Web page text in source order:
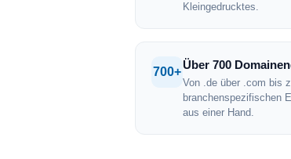
Kleingedrucktes.
700+
Über 700
Von .de über .com bis
branchenspezifischen
aus einer Hand.